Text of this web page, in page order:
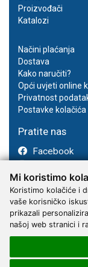
Mi koristimo
Koristimo kolačiće i
vaše korisničko
prikazali
našoj web stranici i
Proizvođači
Katalozi
Načini plaćanja
Dostava
Kako naručiti?
Opći uvjeti online
Privatnost
Postavke kolačića
Pratite nas
Facebook
Youtube